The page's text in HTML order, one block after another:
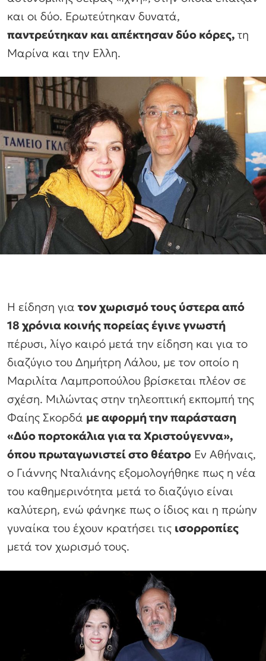
και οι δύο. Ερωτεύτηκαν δυνατά,
παντρεύτηκαν και απέκτησαν δύο κόρες, τη
Μαρίνα και την Ελλη.
Η είδηση για τον χωρισμό τους ύστερα από
18 χρόνια κοινής πορείας έγινε γνωστή
πέρυσι, λίγο καιρό μετά την είδηση και για το
διαζύγιο του Δημήτρη Λάλου, με τον οποίο η
Μαριλίτα Λαμπροπούλου βρίσκεται πλέον σε
σχέση. Μιλώντας στην τηλεοπτική εκπομπή της
Φαίης Σκορδά με αφορμή την παράσταση
«Δύο πορτοκάλια για τα Χριστούγεννα»,
όπου πρωταγωνιστεί στο θέατρο Εν Αθήναις,
ο Γιάννης Νταλιάνης εξομολογήθηκε πως η νέα
του καθημερινότητα μετά το διαζύγιο είναι
καλύτερη, ενώ φάνηκε πως ο ίδιος και η πρώην
γυναίκα του έχουν κρατήσει τις ισορροπίες
μετά τον χωρισμό τους.